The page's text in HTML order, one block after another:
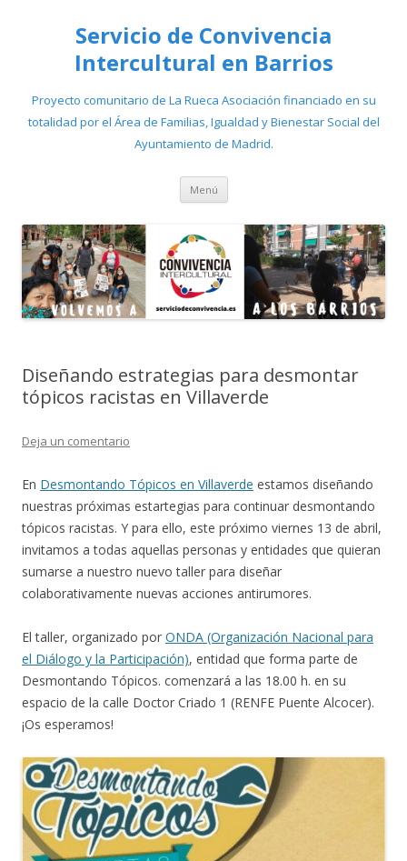
Servicio de Convivencia
Intercultural en Barrios
Proyecto comunitario de La Rueca Asociación financiado en su
totalidad por el Área de Familias, Igualdad y Bienestar Social del
Ayuntamiento de Madrid.
Menú Saltar
contenido
Diseñando estrategias para desmontar
tópicos racistas en Villaverde
Deja un comentario
En Desmontando Tópicos en Villaverde estamos diseñando
nuestras próximas estartegias para continuar desmontando
tópicos racistas. Y para ello, este próximo viernes 13 de abril,
invitamos a todas aquellas personas y entidades que quieran
sumarse a nuestro nuevo taller para diseñar
colaborativamente nuevas acciones antirumores.
El taller, organizado por ONDA (Organización Nacional para
el Diálogo y la Participación), entidad que forma parte de
Desmontando Tópicos. comenzará a las 18.00 h. en su
espacio de la calle Doctor Criado 1 (RENFE Puente Alcocer).
¡Os esperamos!